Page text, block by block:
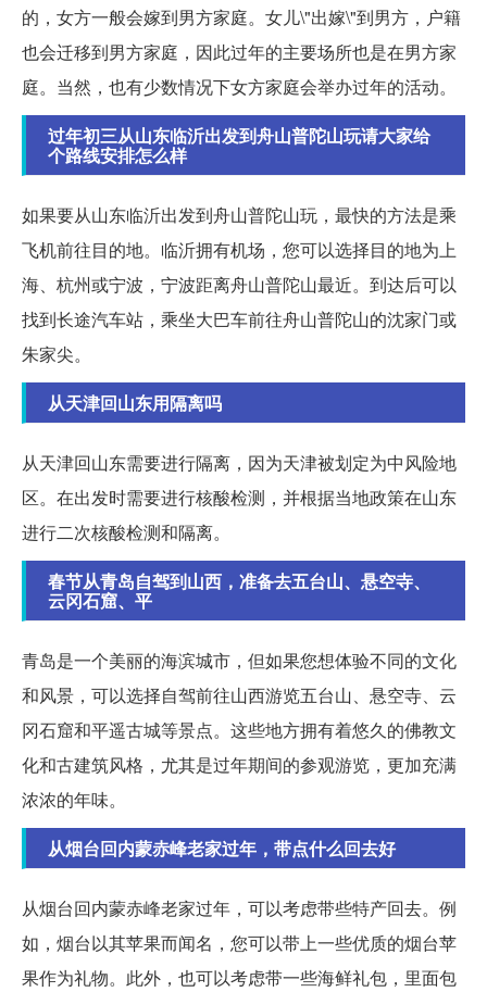
的，女方一般会嫁到男方家庭。女儿\"出嫁\"到男方，户籍
也会迁移到男方家庭，因此过年的主要场所也是在男方家
庭。当然，也有少数情况下女方家庭会举办过年的活动。
过年初三从山东临沂出发到舟山普陀山玩请大家给
个路线安排怎么样
如果要从山东临沂出发到舟山普陀山玩，最快的方法是乘
飞机前往目的地。临沂拥有机场，您可以选择目的地为上
海、杭州或宁波，宁波距离舟山普陀山最近。到达后可以
找到长途汽车站，乘坐大巴车前往舟山普陀山的沈家门或
朱家尖。
从天津回山东用隔离吗
从天津回山东需要进行隔离，因为天津被划定为中风险地
区。在出发时需要进行核酸检测，并根据当地政策在山东
进行二次核酸检测和隔离。
春节从青岛自驾到山西，准备去五台山、悬空寺、
云冈石窟、平
青岛是一个美丽的海滨城市，但如果您想体验不同的文化
和风景，可以选择自驾前往山西游览五台山、悬空寺、云
冈石窟和平遥古城等景点。这些地方拥有着悠久的佛教文
化和古建筑风格，尤其是过年期间的参观游览，更加充满
浓浓的年味。
从烟台回内蒙赤峰老家过年，带点什么回去好
从烟台回内蒙赤峰老家过年，可以考虑带些特产回去。例
如，烟台以其苹果而闻名，您可以带上一些优质的烟台苹
果作为礼物。此外，也可以考虑带一些海鲜礼包，里面包